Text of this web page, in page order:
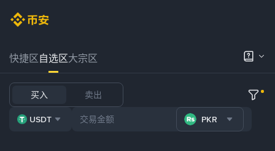
快捷区自选区大宗区
买入 卖出
USDT PKR